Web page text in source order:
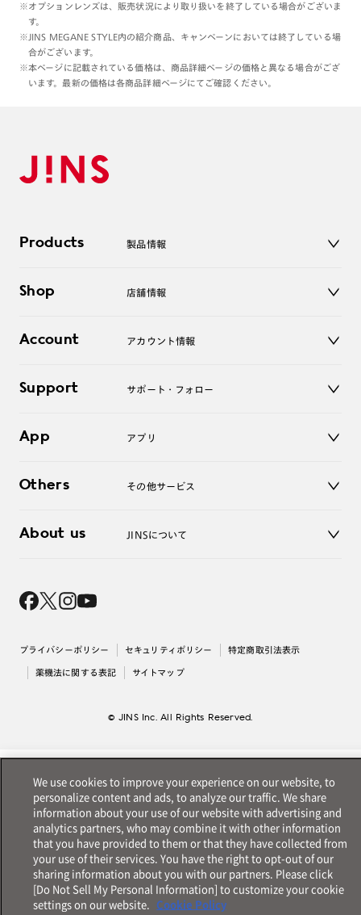
※オプションレンズは、販売状況により取り扱いを終了している場合がございま
す。
※JINS MEGANE STYLE内の紹介商品、キャンペーンにおいては終了している場
合がございます。
※本ページに記載されている価格は、商品詳細ページの価格と異なる場合がござ
います。最新の価格は各商品詳細ページにてご確認ください。
Products 製品情報
サングラス
コンタクトレンズ
アクセサリー
Shop 店舗情報
オンラインショップ
Account アカウント情報
ログアウト
Support サポート・フォロー
よくあるご質問
お問い合わせ
App アプリ
Others その他サービス
レンズ交換
About us JINSについて
採用情報
出店について
プライバシーポリシー セキュリティポリシー 特定商取引法表示
薬機法に関する表記 サイトマップ
© JINS Inc. All Rights Reserved.
We use cookies to improve your experience on our website, to
personalize content and ads, to analyze our traffic. We share
information about your use of our website with advertising and
analytics partners, who may combine it with other information
that you have provided to them or that they have collected from
your use of their services. You have the right to opt-out of our
sharing information about you with our partners. Please click
[Do Not Sell My Personal Information] to customize your cookie
settings on our website. Cookie Policy